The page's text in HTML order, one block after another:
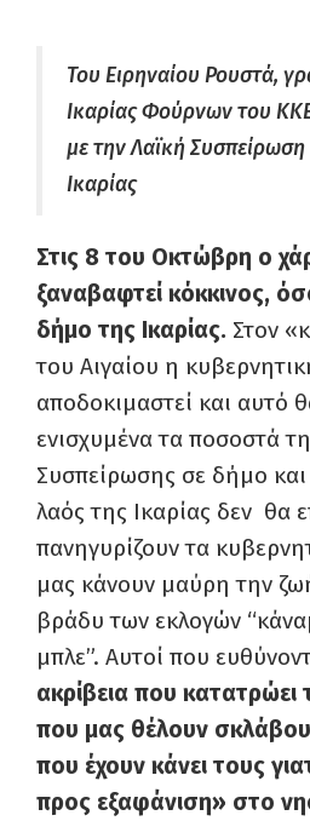
Του Ειρηναίου Ρουστά,
Ικαρίας Φούρνων του
με την Λαϊκή
Ικαρίας
Στις 8 του Οκτώβρη ο
ξαναβαφτεί κόκκινος,
δήμο της Ικαρίας. Στον
του Αιγαίου η
αποδοκιμαστεί και αυτό
ενισχυμένα τα ποσοστά
Συσπείρωσης σε δήμο
λαός της Ικαρίας δεν θα
πανηγυρίζουν τα
μας κάνουν μαύρη την
βράδυ των εκλογών
μπλε”. Αυτοί που
ακρίβεια που
που μας θέλουν
που έχουν κάνει τους
προς εξαφάνιση» στο